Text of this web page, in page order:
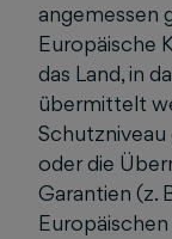
angemessen
Europäische
das Land, in
übermittelt
oder die
Garantien (z.